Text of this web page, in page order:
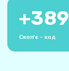
+389
Скоп'є - код